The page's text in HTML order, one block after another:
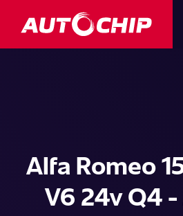
Alfa Romeo
V6 24v Q4